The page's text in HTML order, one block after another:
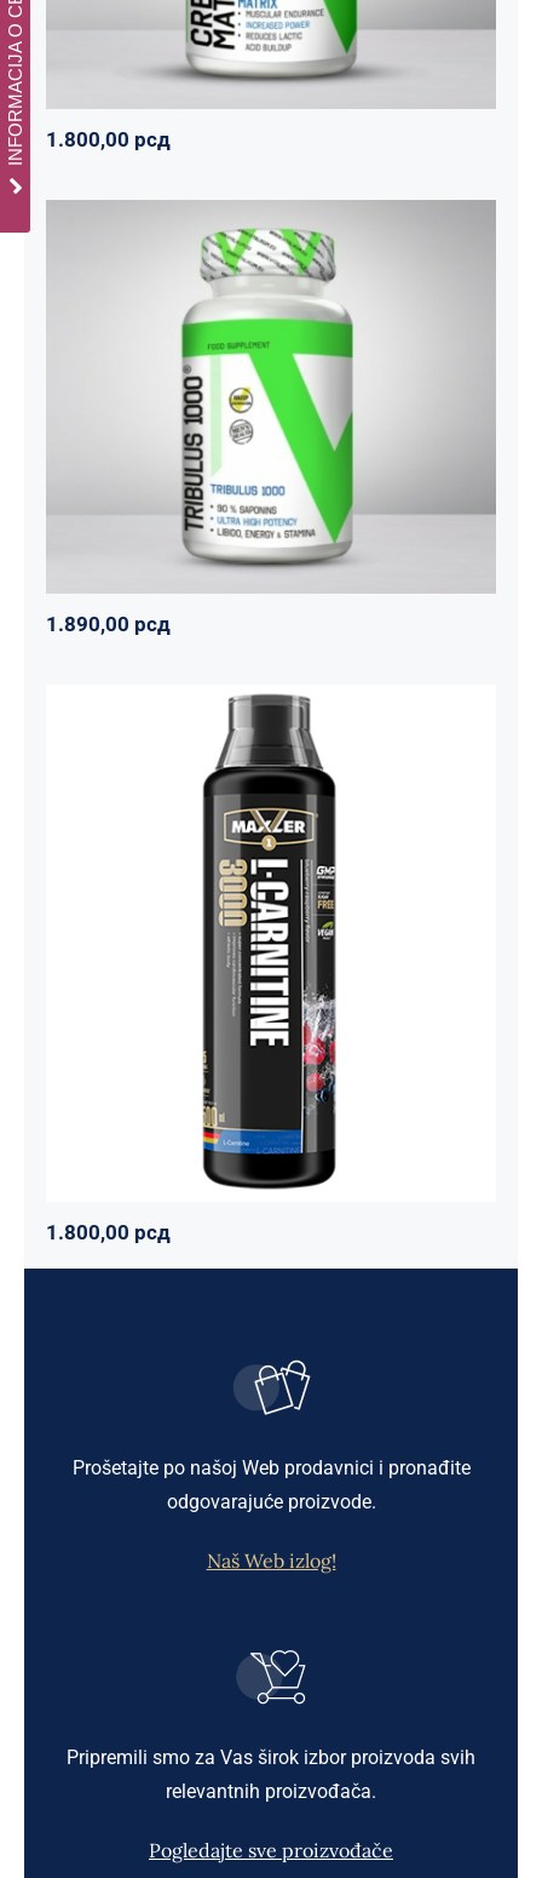
1.800,00 рсд
Tribulus 1000
Svi proizvodi Vitalikum
1.890,00 рсд
1.890,00 рсд
Carnitine Liquid Comfortable Shape
3000 – 500 ml
Mršavko Svi proizvodi
1.800,00рсд
1.800,00 рсд
Prošetajte po našoj Web prodavnici i pronađite
odgovarajuće proizvode.
Naš Web izlog!
Pripremili smo za Vas širok izbor proizvoda svih
relevantnih proizvođača.
Pogledajte sve proizvođače
INFORMACIJA O CENAMA